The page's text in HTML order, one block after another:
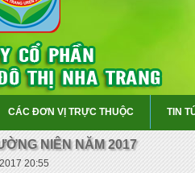
CÁC ĐƠN VỊ TRỰC THUỘC TIN
NIÊN NĂM 2017
20:55